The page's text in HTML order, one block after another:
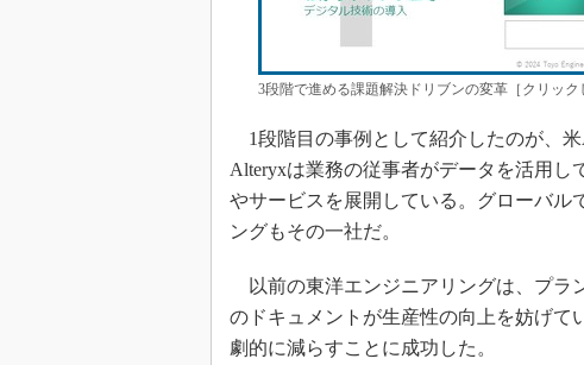
3段階で進める課題解決ドリブンの変革［クリッ
1段階目の事例として紹介したのが、米
Alteryxは業務の従事者がデータを活用
やサービスを展開している。グローバル
ングもその一社だ。
以前の東洋エンジニアリングは、プラ
のドキュメントが生産性の向上を妨げて
劇的に減らすことに成功した。